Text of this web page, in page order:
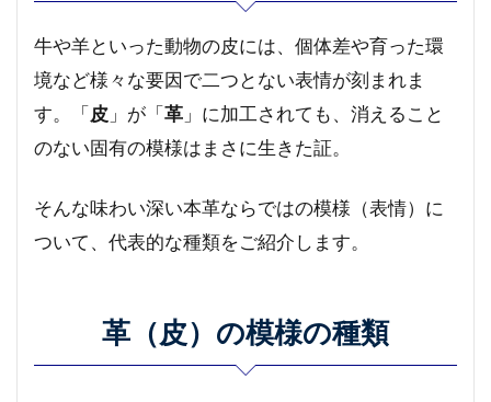
牛や羊といった動物の皮には、個体差や育った環
境など様々な要因で二つとない表情が刻まれま
す。「皮 」が「革 」に加工されても、消えること
のない固有の模様はまさに生きた証。
そんな味わい深い本革ならではの模様（表情）に
ついて、代表的な種類をご紹介します。
革（皮）の模様の種類